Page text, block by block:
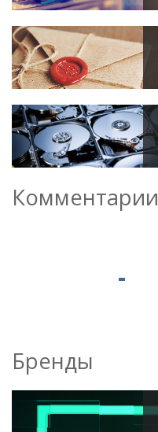
Комментарии
Бренды